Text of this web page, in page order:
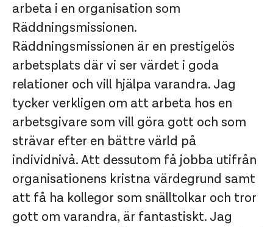
arbeta i en organisation som
Räddningsmissionen.
Räddningsmissionen är en prestigelös
arbetsplats där vi ser värdet i goda
relationer och vill hjälpa varandra. Jag
tycker verkligen om att arbeta hos en
arbetsgivare som vill göra gott och som
strävar efter en bättre värld på
individnivå. Att dessutom få jobba utifrån
organisationens kristna värdegrund samt
att få ha kollegor som snälltolkar och tror
gott om varandra, är fantastiskt. Jag